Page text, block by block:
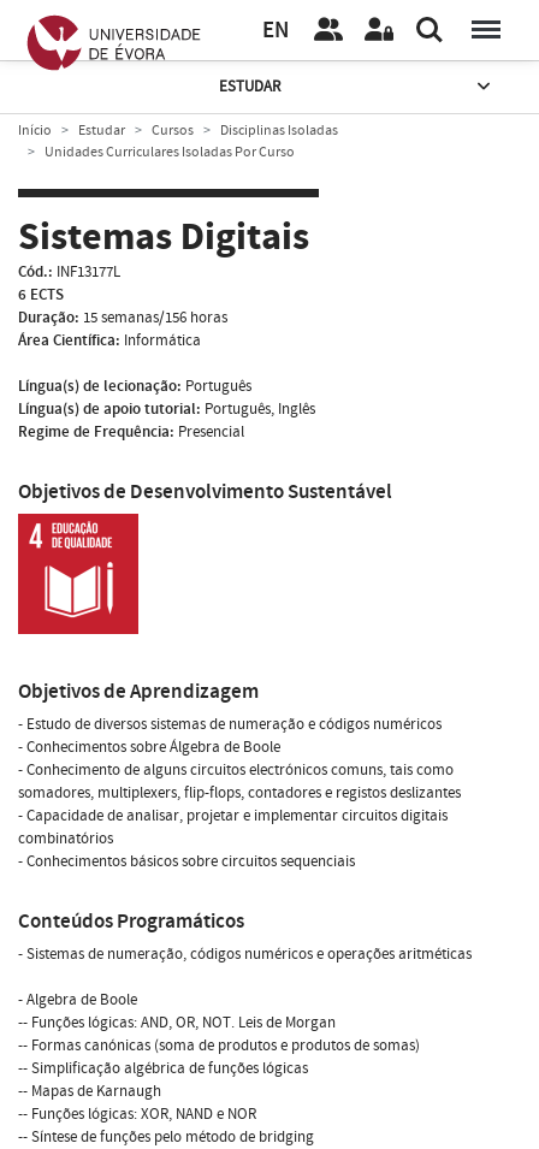
EN
ESTUDAR
Início Estudar Cursos
Disciplinas Isoladas
Unidades Curriculares Isoladas Por Curso
Sistemas Digitais
Cód.: INF13177L
6 ECTS
Duração: 15 semanas/156 horas
Área Científica: Informática
Língua(s) de lecionação: Português
Língua(s) de apoio tutorial: Português, Inglês
Regime de Frequência: Presencial
Objetivos de Desenvolvimento Sustentável
Objetivos de Aprendizagem
- Estudo de diversos sistemas de numeração e códigos numéricos
- Conhecimentos sobre Álgebra de Boole
- Conhecimento de alguns circuitos electrónicos comuns, tais como
somadores, multiplexers, flip-flops, contadores e registos deslizantes
- Capacidade de analisar, projetar e implementar circuitos digitais
combinatórios
- Conhecimentos básicos sobre circuitos sequenciais
Conteúdos Programáticos
- Sistemas de numeração, códigos numéricos e operações aritméticas
- Algebra de Boole
-- Funções lógicas: AND, OR, NOT. Leis de Morgan
-- Formas canónicas (soma de produtos e produtos de somas)
-- Simplificação algébrica de funções lógicas
-- Mapas de Karnaugh
-- Funções lógicas: XOR, NAND e NOR
-- Síntese de funções pelo método de bridging